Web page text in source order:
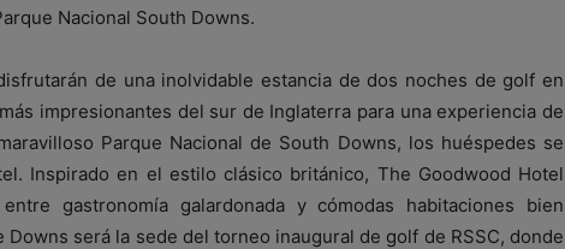
Nacional South Downs.
de una inolvidable estancia de dos noches de golf en
impresionantes del sur de Inglaterra para una experiencia de
Parque Nacional de South Downs, los huéspedes se
Inspirado en el estilo clásico británico, The Goodwood Hotel
gastronomía galardonada y cómodas habitaciones bien
Downs será la sede del torneo inaugural de golf de RSSC, donde